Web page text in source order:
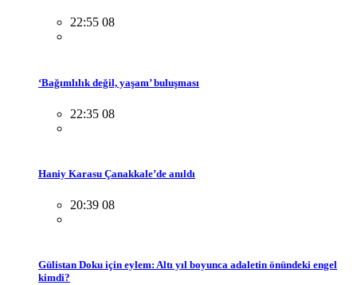
22:55 08
‘Bağımlılık değil, yaşam’ buluşması
22:35 08
Haniy Karasu Çanakkale’de anıldı
20:39 08
Gülistan Doku için eylem: Altı yıl boyunca adaletin önündeki engel
kimdi?